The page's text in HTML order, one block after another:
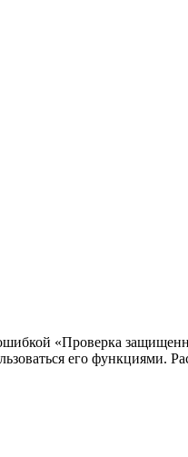
«Проверка
его функциями.